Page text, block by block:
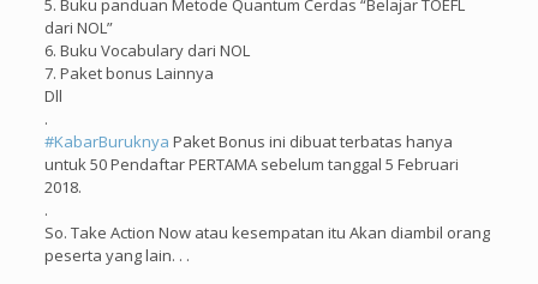
5. Buku panduan Metode Quantum Cerdas “Belajar TOEFL
dari NOL”
6. Buku Vocabulary dari NOL
7. Paket bonus Lainnya
Dll
.
#KabarBuruknya Paket Bonus ini dibuat terbatas hanya
untuk 50 Pendaftar PERTAMA sebelum tanggal 5 Februari
2018.
.
So. Take Action Now atau kesempatan itu Akan diambil orang
peserta yang lain. . .